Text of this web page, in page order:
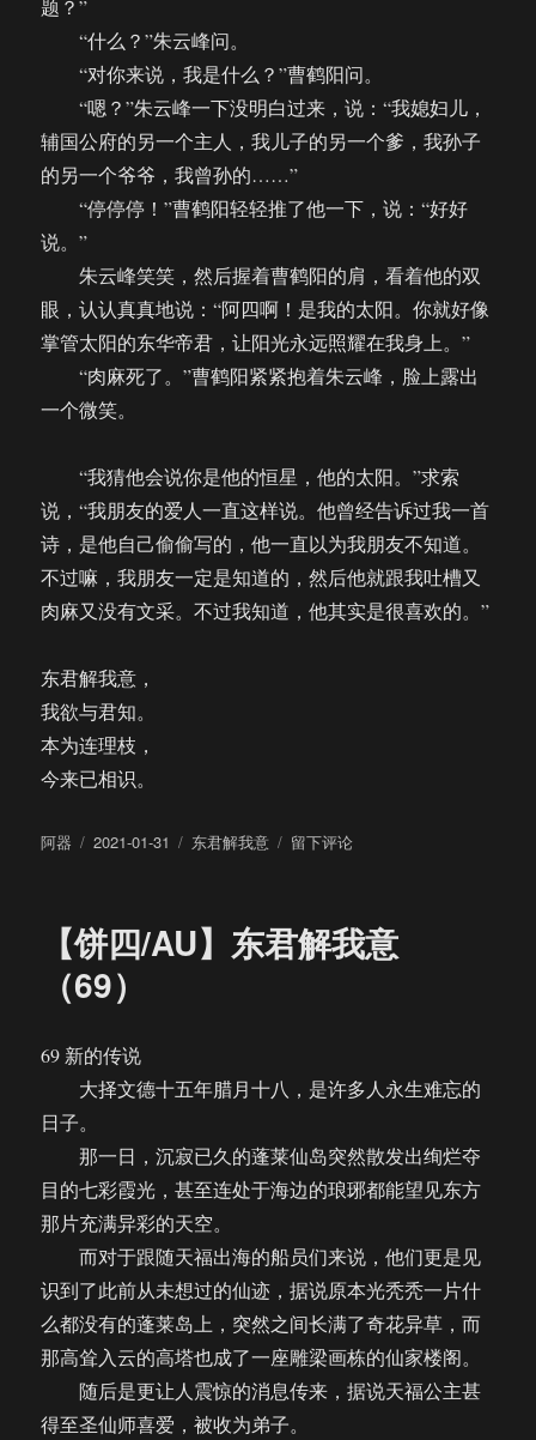
题？”
“什么？”朱云峰问。
“对你来说，我是什么？”曹鹤阳问。
“嗯？”朱云峰一下没明白过来，说：“我媳妇儿，
辅国公府的另一个主人，我儿子的另一个爹，我孙子
的另一个爷爷，我曾孙的……”
“停停停！”曹鹤阳轻轻推了他一下，说：“好好
说。”
朱云峰笑笑，然后握着曹鹤阳的肩，看着他的双
眼，认认真真地说：“阿四啊！是我的太阳。你就好像
掌管太阳的东华帝君，让阳光永远照耀在我身上。”
“肉麻死了。”曹鹤阳紧紧抱着朱云峰，脸上露出
一个微笑。
“我猜他会说你是他的恒星，他的太阳。”求索
说，“我朋友的爱人一直这样说。他曾经告诉过我一首
诗，是他自己偷偷写的，他一直以为我朋友不知道。
不过嘛，我朋友一定是知道的，然后他就跟我吐槽又
肉麻又没有文采。不过我知道，他其实是很喜欢的。”
东君解我意，
我欲与君知。
本为连理枝，
今来已相识。
作
阿器
发
2021-01-31
分
东君解我意
于
君
解
留下评论
【饼四/AU】东君解我意
（69）
69 新的传说
大择文德十五年腊月十八，是许多人永生难忘的
日子。
那一日，沉寂已久的蓬莱仙岛突然散发出绚烂夺
目的七彩霞光，甚至连处于海边的琅琊都能望见东方
那片充满异彩的天空。
而对于跟随天福出海的船员们来说，他们更是见
识到了此前从未想过的仙迹，据说原本光秃秃一片什
么都没有的蓬莱岛上，突然之间长满了奇花异草，而
那高耸入云的高塔也成了一座雕梁画栋的仙家楼阁。
随后是更让人震惊的消息传来，据说天福公主甚
得至圣仙师喜爱，被收为弟子。